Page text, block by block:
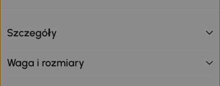
Szczegóły
Waga i rozmiary